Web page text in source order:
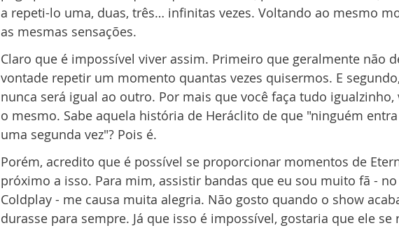
a repeti-lo uma, duas, três… infinitas vezes. Voltando ao mesmo
as mesmas sensações.
Claro que é impossível viver assim. Primeiro que geralmente não
vontade repetir um momento quantas vezes quisermos. E
nunca será igual ao outro. Por mais que você faça tudo igualzinho,
o mesmo. Sabe aquela história de Heráclito de que "ninguém
uma segunda vez"? Pois é.
Porém, acredito que é possível se proporcionar momentos de
próximo a isso. Para mim, assistir bandas que eu sou muito fã -
Coldplay - me causa muita alegria. Não gosto quando o show
durasse para sempre. Já que isso é impossível, gostaria que ele